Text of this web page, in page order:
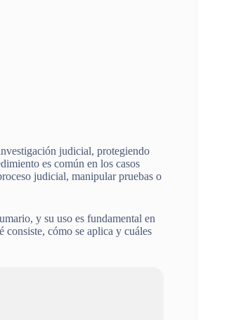
judicial, protegiendo
es común en los casos
judicial, manipular pruebas o
y su uso es fundamental en
consiste, cómo se aplica y cuáles